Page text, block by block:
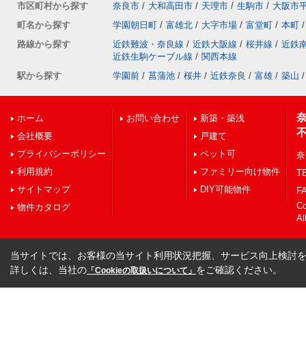
市区町村から探す 奈良市 / 大和高田市 / 天理市 / 生駒市 / 大阪市
町名から探す
学園朝日町 / 富雄北 / 大字市場 / 富堂町 / 本町 /
路線から探す
近鉄難波・奈良線 / 近鉄大阪線 / 桜井線 / 近鉄
近鉄生駒ケーブル線 / 関西本線
駅から探す
学園前 / 菖蒲池 / 桜井 / 近鉄奈良 / 富雄 / 築山 /
ホーム
会社概要
プライバシーポリシー
利用規約
サイトマップ
物件カタログ
お問い合わせ
新築・築浅
戸建て
ペット可
ファミリー向け物件
DIY可能物件
当サイトでは、お客様の当サイト利用状況把握、サービス向上検討
詳しくは、当社の 「Cookieの取扱いについて」 をご確認ください。